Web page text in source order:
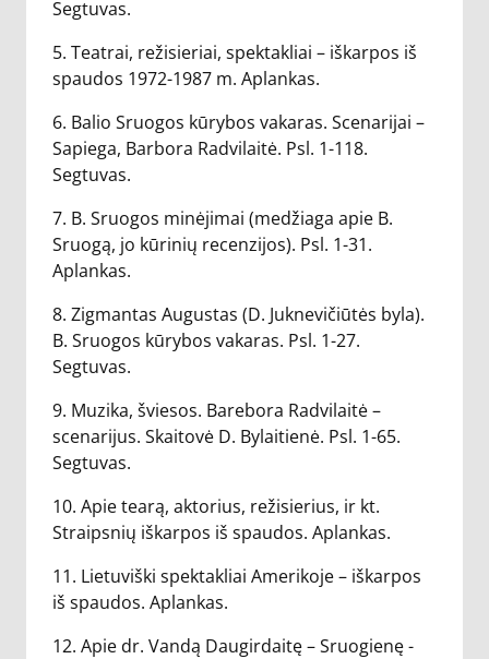
Segtuvas.
5. Teatrai, režisieriai, spektakliai – iškarpos iš
spaudos 1972-1987 m. Aplankas.
6. Balio Sruogos kūrybos vakaras. Scenarijai –
Sapiega, Barbora Radvilaitė. Psl. 1-118.
Segtuvas.
7. B. Sruogos minėjimai (medžiaga apie B.
Sruogą, jo kūrinių recenzijos). Psl. 1-31.
Aplankas.
8. Zigmantas Augustas (D. Juknevičiūtės byla).
B. Sruogos kūrybos vakaras. Psl. 1-27.
Segtuvas.
9. Muzika, šviesos. Barebora Radvilaitė –
scenarijus. Skaitovė D. Bylaitienė. Psl. 1-65.
Segtuvas.
10. Apie tearą, aktorius, režisierius, ir kt.
Straipsnių iškarpos iš spaudos. Aplankas.
11. Lietuviški spektakliai Amerikoje – iškarpos
iš spaudos. Aplankas.
12. Apie dr. Vandą Daugirdaitę – Sruogienę -